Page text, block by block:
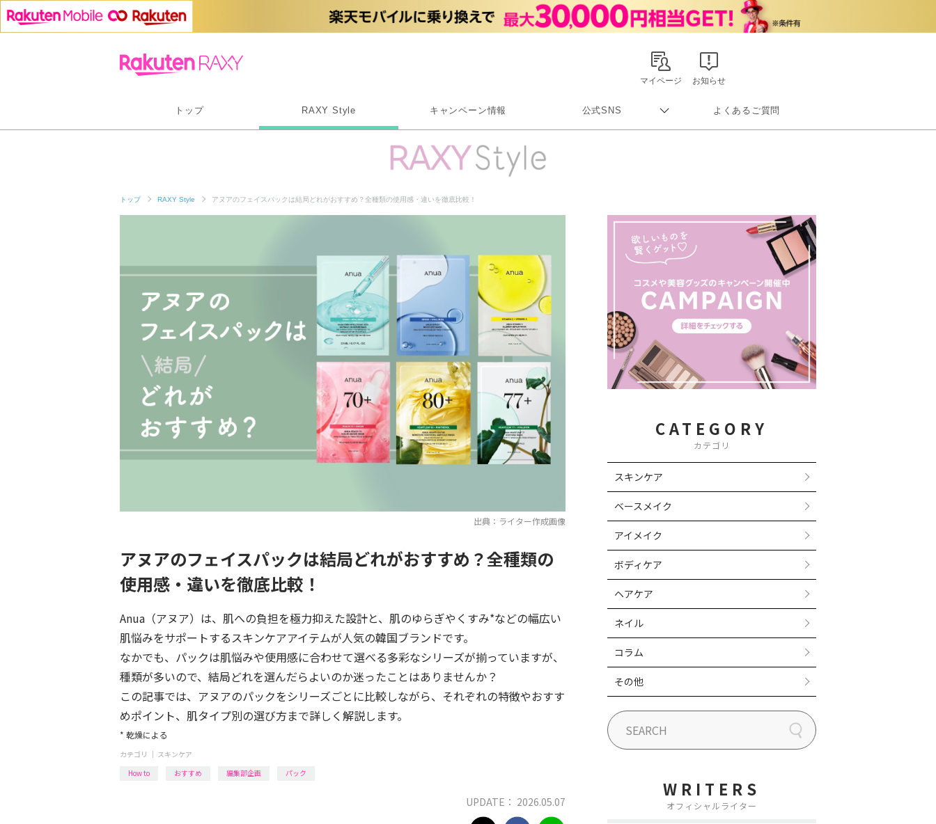
お知らせ
マイページ
トップ RAXY Style キャンペーン情報 公式SNS
Rakuten Link
よくあるご質問
トップ RAXY Style アヌアのフェイスパックは結局どれがおすすめ？全種類の使用感・違いを徹底比較！
出典：ライター作成画像
アヌアのフェイスパックは結局どれがおすすめ？全種類の
使用感・違いを徹底比較！
Anua（アヌア）は、肌への負担を極力抑えた設計と、肌のゆらぎやくすみ*などの幅広い
肌悩みをサポートするスキンケアアイテムが人気の韓国ブランドです。
なかでも、パックは肌悩みや使用感に合わせて選べる多彩なシリーズが揃っていますが、
種類が多いので、結局どれを選んだらよいのか迷ったことはありませんか？
この記事では、アヌアのパックをシリーズごとに比較しながら、それぞれの特徴やおすす
めポイント、肌タイプ別の選び方まで詳しく解説します。
* 乾燥による
カテゴリ ｜ スキンケア
How to
おすすめ 編集部企画 パック
UPDATE： 2026.05.07
CATEGORY
カテゴリ
スキンケア
ベースメイク
アイメイク
ボディケア
ヘアケア
ネイル
コラム
その他
WRITERS
オフィシャルライター